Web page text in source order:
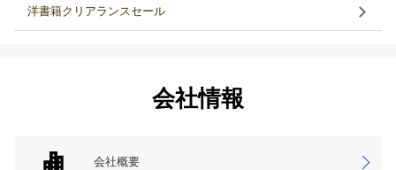
洋書籍クリアランスセール
会社情報
会社概要